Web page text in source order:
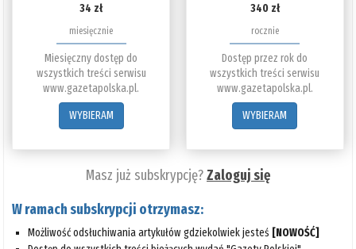
34 zł
miesięcznie
Miesięczny dostęp do
wszystkich treści serwisu
www.gazetapolska.pl.
WYBIERAM
340 zł
rocznie
Dostęp przez rok do
wszystkich treści serwisu
www.gazetapolska.pl.
WYBIERAM
Masz już subskrypcję?Zaloguj się
W ramach subskrypcji otrzymasz:
Możliwość odsłuchiwania artykułów gdziekolwiek jesteś [NOWOŚĆ]